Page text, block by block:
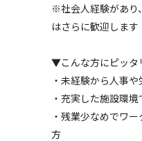
※社会人経験があり
はさらに歓迎します
▼こんな方にピッタ
・未経験から人事
・充実した施設環
・残業少なめでワ
方